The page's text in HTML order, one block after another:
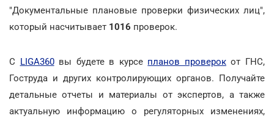
"Документальные плановые проверки физических лиц",
который насчитывает 1016 проверок.
С LIGA360вы будете в курсе планов проверокот ГНС,
Гоструда и других контролирующих органов. Получайте
детальные отчеты и материалы от экспертов, а также
актуальную информацию о регуляторных изменениях,